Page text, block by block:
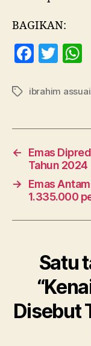
BAGIKAN:
F
c
b
o
o
k
T
itt
p
Tag ibrahim
←
Emas
Tahun 2024
→
Emas
1.335.000
Satu
Disebut